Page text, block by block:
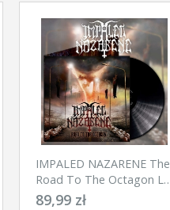
IMPALED NAZARENE The
Road To The Octagon LP
(BLACK)
89,99 zł